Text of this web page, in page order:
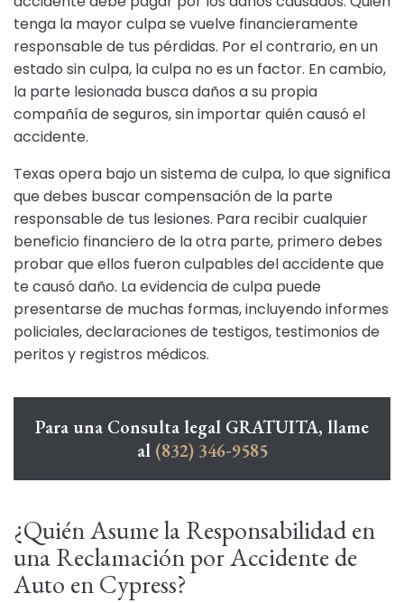
tenga la mayor culpa se vuelve financieramente
responsable de tus pérdidas. Por el contrario, en un
estado sin culpa, la culpa no es un factor. En cambio,
la parte lesionada busca daños a su propia
compañía de seguros, sin importar quién causó el
accidente.
Texas opera bajo un sistema de culpa, lo que significa
que debes buscar compensación de la parte
responsable de tus lesiones. Para recibir cualquier
beneficio financiero de la otra parte, primero debes
probar que ellos fueron culpables del accidente que
te causó daño. La evidencia de culpa puede
presentarse de muchas formas, incluyendo informes
policiales, declaraciones de testigos, testimonios de
peritos y registros médicos.
Para una Consulta legal GRATUITA, llame
al (832) 346-9585
¿Quién Asume la Responsabilidad en
una Reclamación por Accidente de
Auto en Cypress?